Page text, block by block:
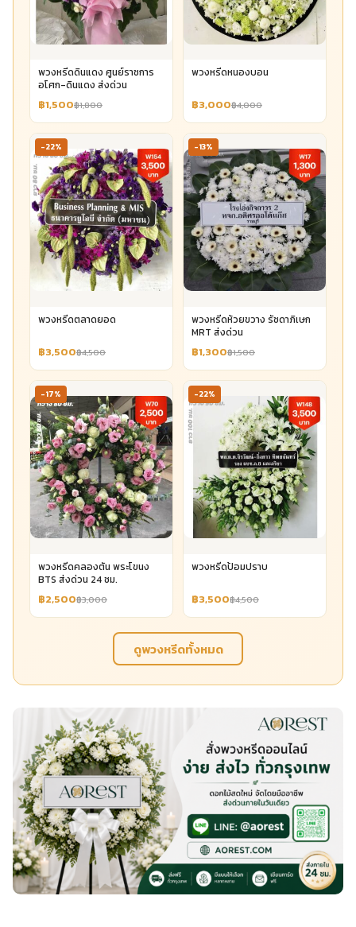
พวงหรีดดินแดง ศูนย์ราชการ
อโศก-ดินแดง ส่งด่วน
฿1,500฿1,800
พวงหรีดหนองบอน
฿3,000฿4,000
-22%
พวงหรีดตลาดยอด
฿3,500฿4,500
-13%
พวงหรีดห้วยขวาง รัชดาภิเษก
MRT ส่งด่วน
฿1,300฿1,500
-17%
พวงหรีดคลองตัน พระโขนง
BTS ส่งด่วน 24 ชม.
฿2,500฿3,000
-22%
พวงหรีดป้อมปราบ
฿3,500฿4,500
ดูพวงหรีดทั้งหมด